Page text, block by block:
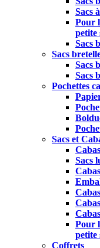
Sacs
Pour
petite
Sacs
Sacs
Sacs
Sacs
Pochettes
Sacs et
Sacs
Pour
petite
Coffrets